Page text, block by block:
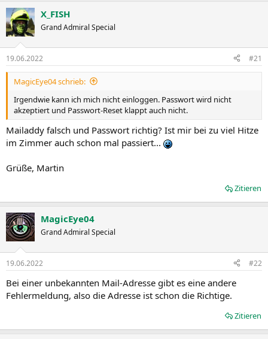
X_FISH
Grand Admiral Special
19.06.2022 #21
MagicEye04 schrieb:
Irgendwie kann ich mich nicht einloggen. Passwort wird nicht
akzeptiert und Passwort-Reset klappt auch nicht.
Mailaddy falsch und Passwort richtig? Ist mir bei zu viel Hitze
im Zimmer auch schon mal passiert...
Grüße, Martin
Zitieren
MagicEye04
Grand Admiral Special
19.06.2022 #22
Bei einer unbekannten Mail-Adresse gibt es eine andere
Fehlermeldung, also die Adresse ist schon die Richtige.
Zitieren